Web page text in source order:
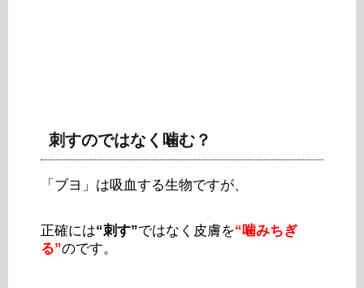
刺すのではなく噛む？
「ブヨ」は吸血する生物ですが、
正確には“刺す”ではなく皮膚を“噛みちぎ
る”のです。